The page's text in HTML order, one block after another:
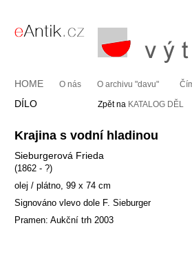
HOME O nás O archivu "davu"
DÍLO Zpět na KATALOG DĚL
Krajina s vodní hladinou
Sieburgerová Frieda
(1862 - ?)
olej / plátno, 99 x 74 cm
Signováno vlevo dole F. Sieburger
Pramen: Aukční trh 2003